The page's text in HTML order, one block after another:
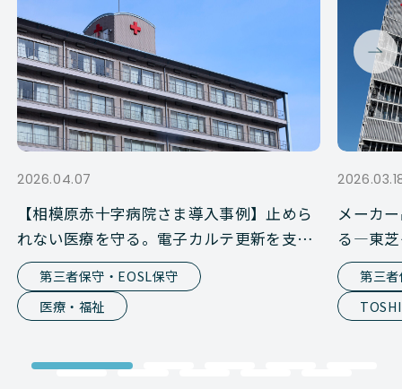
2026.04.07
【相模原赤十字病院さま導入事例】止めら
れない医療を守る。電子カルテ更新を支え
た第三者保守という選択
第三者保守・EOSL保守
医療・福祉
メーカ
る―東芝
活用術
第三